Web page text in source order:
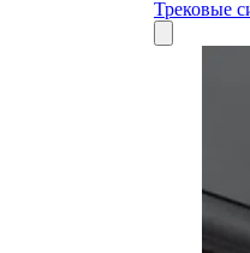
Трековые